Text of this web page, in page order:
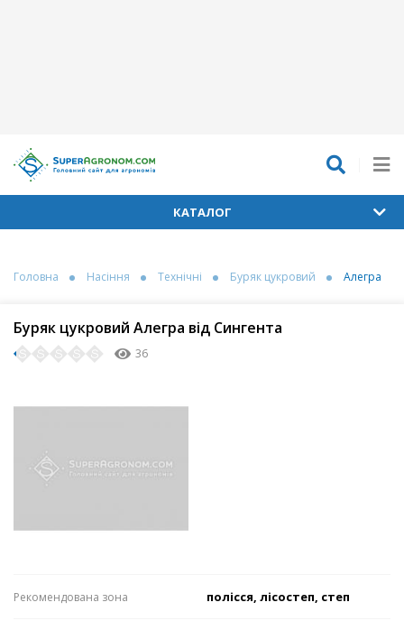
КАТАЛОГ
Головна Насіння Технічні Буряк цукровий Алегра
Буряк цукровий Алегра від Сингента
36
Рекомендована зона полісся, лісостеп, степ